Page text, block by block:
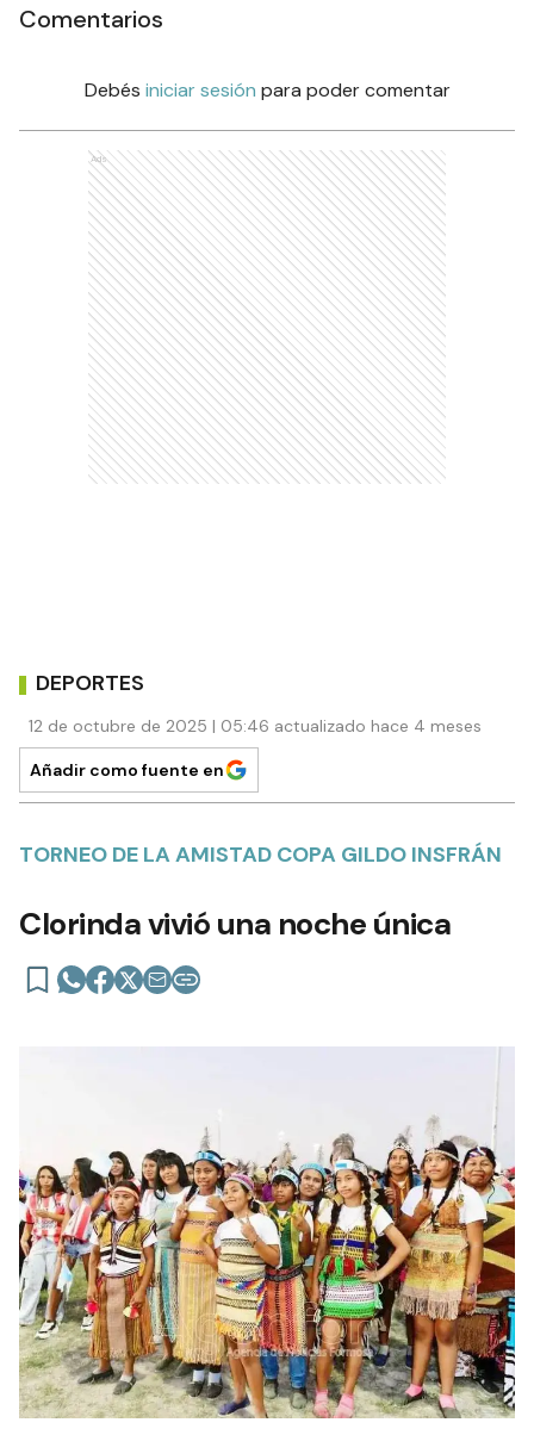
Comentarios
Debés iniciar sesión para poder comentar
Ads
DEPORTES
12 de octubre de 2025 | 05:46 actualizado hace 4 meses
Añadir como fuente en
TORNEO DE LA AMISTAD COPA GILDO INSFRÁN
Clorinda vivió una noche única